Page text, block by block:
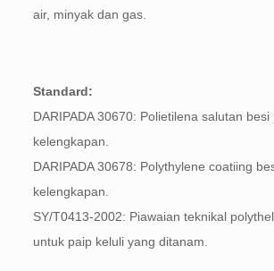
air, minyak dan gas.
Standard:
DARIPADA 30670: Polietilena salutan besi
kelengkapan.
DARIPADA 30678: Polythylene coatiing
kelengkapan.
SY/T0413-2002: Piawaian teknikal
untuk paip keluli yang ditanam.